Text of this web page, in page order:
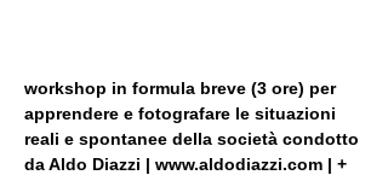
workshop in formula breve (3 ore) per
apprendere e fotografare le situazioni
reali e spontanee della società condotto
da Aldo Diazzi | www.aldodiazzi.com | +